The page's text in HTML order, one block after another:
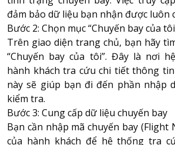
đảm bảo dữ liệu bạn nhận được luôn
Bước 2: Chọn mục “Chuyến bay của
Trên giao diện trang chủ, bạn hãy
“Chuyến bay của tôi”. Đây là nơi
hành khách tra cứu chi tiết thông
này sẽ giúp bạn đi đến phần nhập
kiểm tra.
Bước 3: Cung cấp dữ liệu chuyến bay
Bạn cần nhập mã chuyến bay (Flight
của hành khách để hệ thống tra